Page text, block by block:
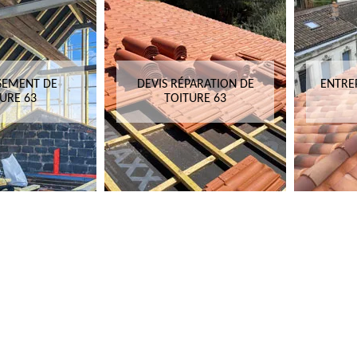
DE
63
DEVIS RÉPARATION DE
TOITURE 63